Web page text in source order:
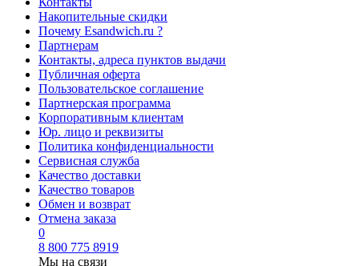
Накопительные скидки
Почему Esandwich.ru ?
Партнерам
Контакты, адреса пунктов выдачи
Публичная оферта
Пользовательское соглашение
Партнерская программа
Корпоративным клиентам
Юр. лицо и реквизиты
Политика конфиденциальности
Сервисная служба
Качество доставки
Качество товаров
Обмен и возврат
Отмена заказа
0
8 800 775 8919
Мы на связи